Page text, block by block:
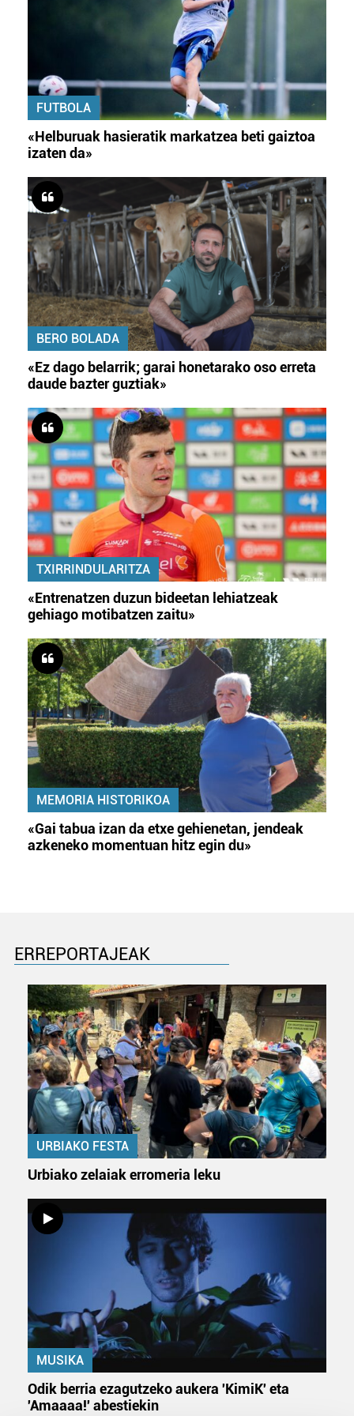
FUTBOLA
«Helburuak hasieratik markatzea beti gaiztoa
izaten da»
BERO BOLADA
«Ez dago belarrik; garai honetarako oso erreta
daude bazter guztiak»
TXIRRINDULARITZA
«Entrenatzen duzun bideetan lehiatzeak
gehiago motibatzen zaitu»
MEMORIA HISTORIKOA
«Gai tabua izan da etxe gehienetan, jendeak
azkeneko momentuan hitz egin du»
ERREPORTAJEAK
URBIAKO FESTA
Urbiako zelaiak erromeria leku
MUSIKA
Odik berria ezagutzeko aukera 'KimiK' eta
'Amaaaa!' abestiekin